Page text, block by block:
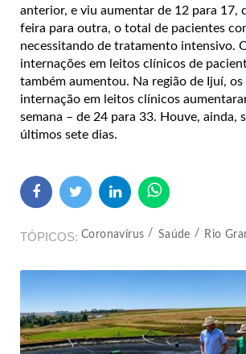
anterior, e viu aumentar de 12 para 17,
feira para outra, o total de pacientes
necessitando de tratamento intensivo.
internações em leitos clínicos de
também aumentou. Na região de Ijuí, os
internação em leitos clínicos
semana – de 24 para 33. Houve, ainda,
últimos sete dias.
TÓPICOS Coronavírus Saúde Rio